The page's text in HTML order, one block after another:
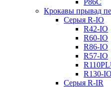
Крокавы прывад
Серыя R-IO
R42-IO
R60-IO
R86-IO
R57-IO
R130-IO
Серыя R-IR